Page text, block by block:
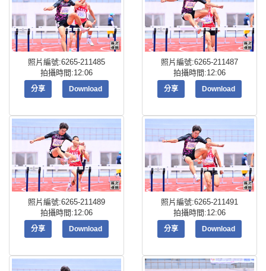
照片編號:6265-211485
拍攝時間:12:06
分享 Download
照片編號:6265-211487
拍攝時間:12:06
分享 Download
照片編號:6265-211489
拍攝時間:12:06
分享 Download
照片編號:6265-211491
拍攝時間:12:06
分享 Download